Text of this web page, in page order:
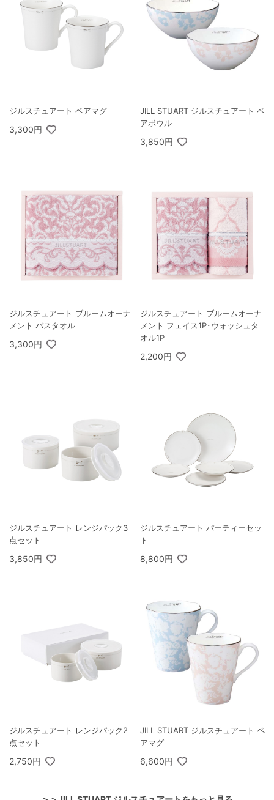
ジルスチュアート ペアマグ
3,300円
JILL STUART ジルスチュアート ペ
アボウル
3,850円
ジルスチュアート ブルームオーナ
メント バスタオル
3,300円
ジルスチュアート ブルームオーナ
メント フェイス1P･ウォッシュタ
オル1P
2,200円
ジルスチュアート レンジパック3
点セット
3,850円
ジルスチュアート パーティーセッ
ト
8,800円
ジルスチュアート レンジパック2
点セット
2,750円
JILL STUART ジルスチュアート ペ
アマグ
6,600円